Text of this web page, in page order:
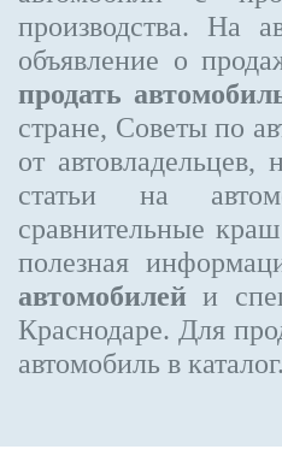
производства. На
объявление о
продать
стране, Советы по
от
статьи на
сравнительные
полезная
автомобилей и
Краснодаре. Для
автомобиль в каталог.